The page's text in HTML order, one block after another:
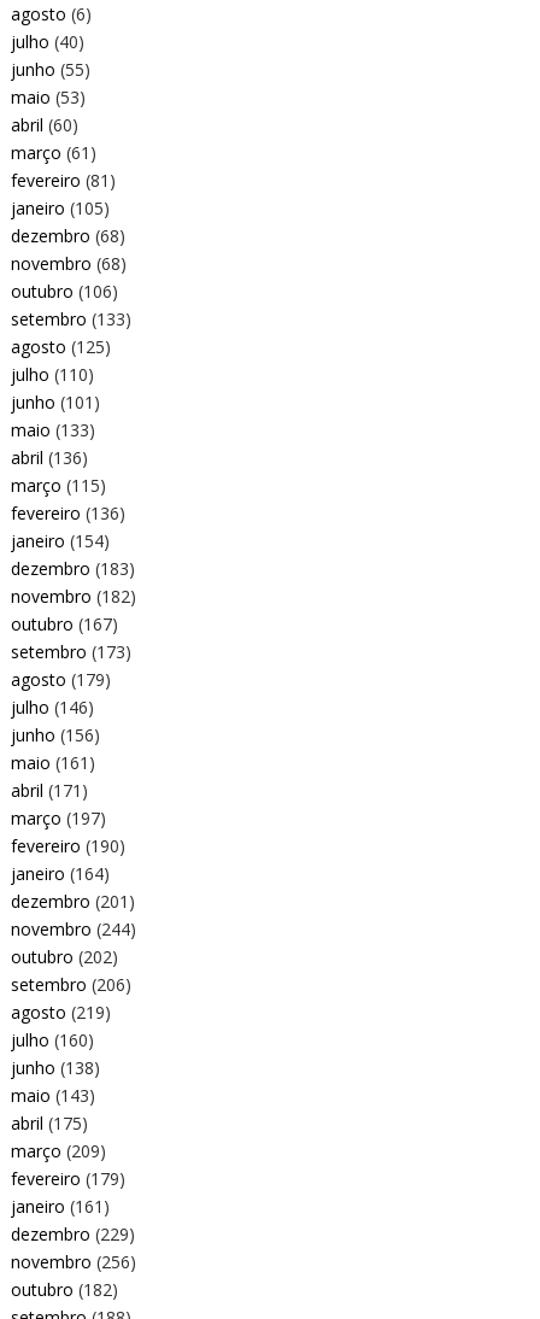
agosto (6)
julho (40)
junho (55)
maio (53)
abril (60)
março (61)
fevereiro (81)
janeiro (105)
dezembro (68)
novembro (68)
outubro (106)
setembro (133)
agosto (125)
julho (110)
junho (101)
maio (133)
abril (136)
março (115)
fevereiro (136)
janeiro (154)
dezembro (183)
novembro (182)
outubro (167)
setembro (173)
agosto (179)
julho (146)
junho (156)
maio (161)
abril (171)
março (197)
fevereiro (190)
janeiro (164)
dezembro (201)
novembro (244)
outubro (202)
setembro (206)
agosto (219)
julho (160)
junho (138)
maio (143)
abril (175)
março (209)
fevereiro (179)
janeiro (161)
dezembro (229)
novembro (256)
outubro (182)